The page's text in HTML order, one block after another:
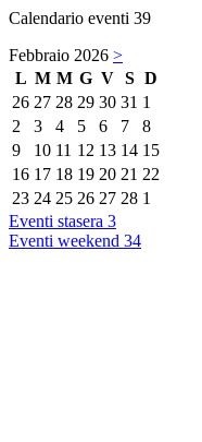
Calendario eventi 39
Febbraio 2026 >
L M M G V S D
26 27 28 29 30 31 1
2
3 4 5 6 7
8
9
10 11 12 13 14 15
16 17 18 19 20 21 22
23 24 25 26 27 28 1
Eventi stasera 3
Eventi weekend 34